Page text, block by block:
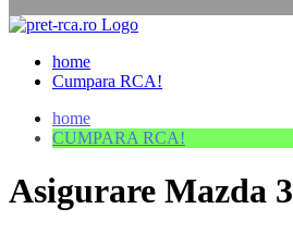
home
Cumpara RCA!
home
CUMPARA RCA!
Asigurare Mazda 3